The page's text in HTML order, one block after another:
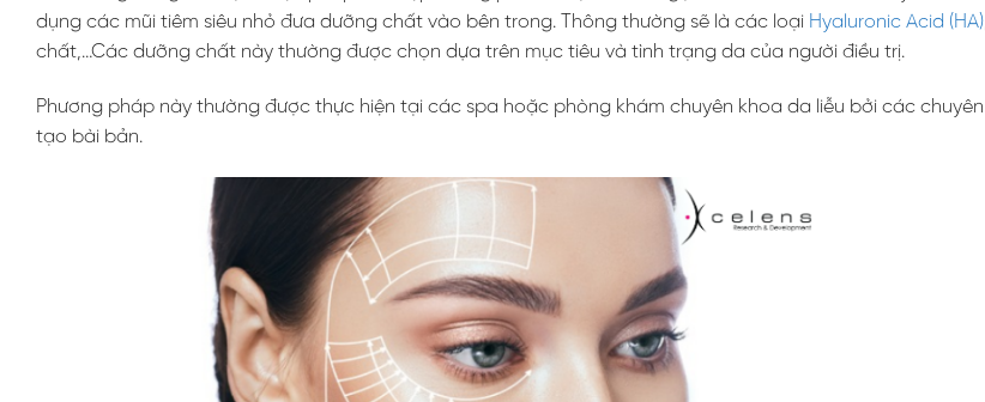
dụng các mũi tiêm siêu nhỏ đưa dưỡng chất vào bên trong. Thông thường sẽ là các loại Hyaluronic Acid (HA)
chất,…Các dưỡng chất này thường được chọn dựa trên mục tiêu và tình trạng da của người điều trị.
Phương pháp này thường được thực hiện tại các spa hoặc phòng khám chuyên khoa da liễu bởi các
tạo bài bản.